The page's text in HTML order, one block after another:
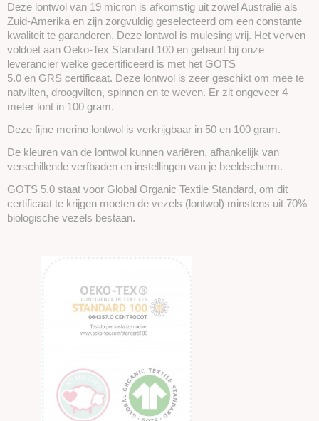
Deze lontwol van 19 micron is afkomstig uit zowel Australië als
Zuid-Amerika en zijn zorgvuldig geselecteerd om een ​​constante
kwaliteit te garanderen. Deze lontwol is mulesing vrij. Het verven
voldoet aan Oeko-Tex Standard 100 en gebeurt bij onze
leverancier welke gecertificeerd is met het GOTS
5.0 en GRS certificaat. Deze lontwol is zeer geschikt om mee te
natvilten, droogvilten, spinnen en te weven. Er zit ongeveer 4
meter lont in 100 gram.
Deze fijne merino lontwol is verkrijgbaar in 50 en 100 gram.
De kleuren van de lontwol kunnen variëren, afhankelijk van
verschillende verfbaden en instellingen van je beeldscherm.
GOTS 5.0 staat voor Global Organic Textile Standard, om dit
certificaat te krijgen moeten de vezels (lontwol) minstens uit 70%
biologische vezels bestaan.